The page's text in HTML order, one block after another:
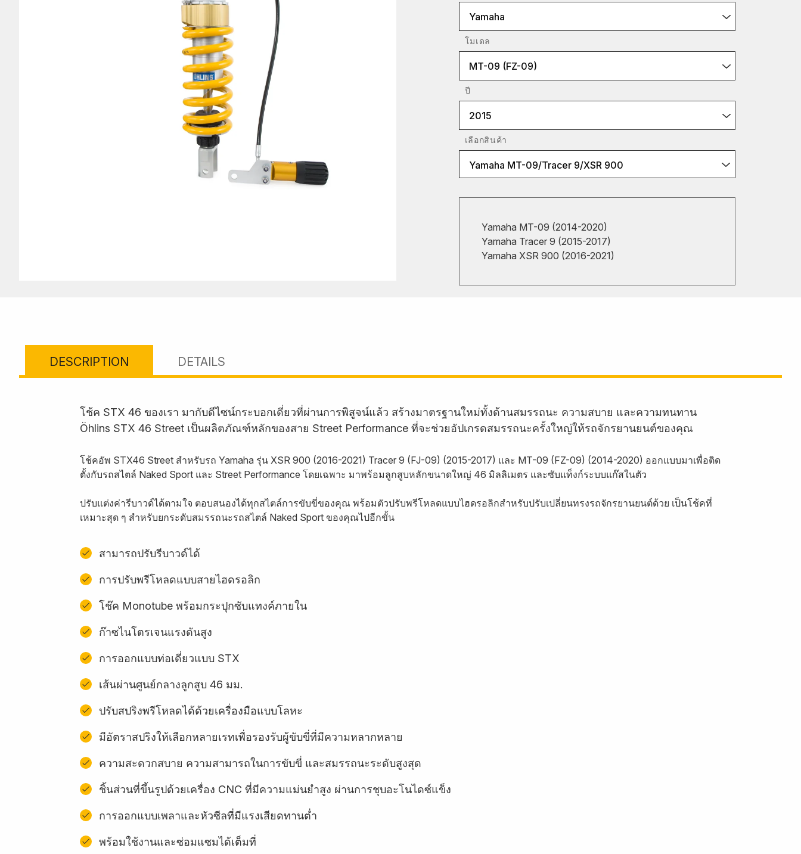
Yamaha
โมเดล
MT-09 (FZ-09)
ปี
2015
เลือกสินค้า
Yamaha MT-09/Tracer 9/XSR 900
Yamaha MT-09 (2014-2020)
Yamaha Tracer 9 (2015-2017)
Yamaha XSR 900 (2016-2021)
DESCRIPTION DETAILS
โช้ค STX 46 ของเรา มากับดีไซน์กระบอกเดี่ยวที่ผ่านการพิสูจน์แล้ว สร้างมาตรฐานใหม่ทั้งด้านสมรรถนะ ความสบาย และความทนทาน
Öhlins STX 46 Street เป็นผลิตภัณฑ์หลักของสาย Street Performance ที่จะช่วยอัปเกรดสมรรถนะครั้งใหญ่ให้รถจักรยานยนต์ของคุณ
โช้คอัพ STX46 Street สำหรับรถ Yamaha รุ่น XSR 900 (2016-2021) Tracer 9 (FJ-09) (2015-2017) และ MT-09 (FZ-09) (2014-2020) ออกแบบมาเพื่อติด
ตั้งกับรถสไตล์ Naked Sport และ Street Performance โดยเฉพาะ มาพร้อมลูกสูบหลักขนาดใหญ่ 46 มิลลิเมตร และซับแท็งก์ระบบแก๊สในตัว
ปรับแต่งค่ารีบาวด์ได้ตามใจ ตอบสนองได้ทุกสไตล์การขับขี่ของคุณ พร้อมตัวปรับพรีโหลดแบบไฮดรอลิกสำหรับปรับเปลี่ยนทรงรถจักรยานยนต์ด้วย เป็นโช้คที่
เหมาะสุด ๆ สำหรับยกระดับสมรรถนะรถสไตล์ Naked Sport ของคุณไปอีกขั้น
สามารถปรับรีบาวด์ได้
การปรับพรีโหลดแบบสายไฮดรอลิก
โช๊ค Monotube พร้อมกระปุกซับแทงค์ภายใน
ก๊าซไนโตรเจนแรงดันสูง
การออกแบบท่อเดี่ยวแบบ STX
เส้นผ่านศูนย์กลางลูกสูบ 46 มม.
ปรับสปริงพรีโหลดได้ด้วยเครื่องมือแบบโลหะ
มีอัตราสปริงให้เลือกหลายเรทเพื่อรองรับผู้ขับขี่ที่มีความหลากหลาย
ความสะดวกสบาย ความสามารถในการขับขี่ และสมรรถนะระดับสูงสุด
ชิ้นส่วนที่ขึ้นรูปด้วยเครื่อง CNC ที่มีความแม่นยำสูง ผ่านการชุบอะโนไดซ์แข็ง
การออกแบบเพลาและหัวซีลที่มีแรงเสียดทานต่ำ
พร้อมใช้งานและซ่อมแซมได้เต็มที่